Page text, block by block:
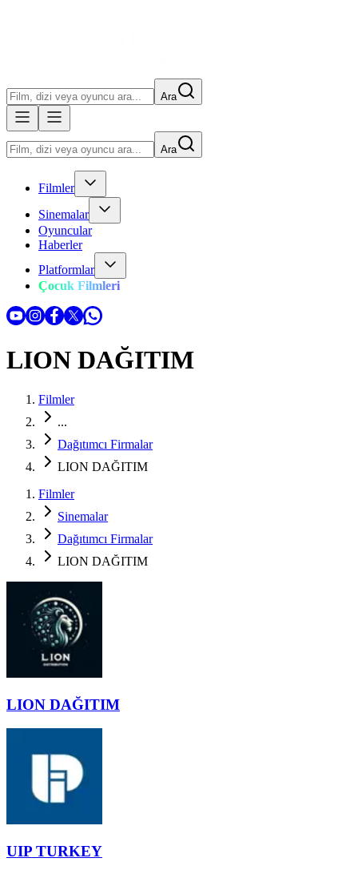
Ara
Ara
Filmler
Sinemalar
Oyuncular
Haberler
Platformlar
Çocuk Filmleri
LION DAĞITIM
Filmler
...
Dağıtımcı Firmalar
LION DAĞITIM
Filmler
Sinemalar
Dağıtımcı Firmalar
LION DAĞITIM
LION DAĞITIM
UIP TURKEY